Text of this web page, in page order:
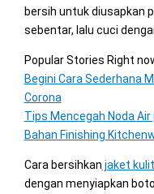
bersih untuk diusapkan
sebentar, lalu cuci
Popular Stories Right
Begini Cara Sederhana
Corona
Tips Mencegah Noda
Bahan Finishing
Cara bersihkan jaket kulit
dengan menyiapkan